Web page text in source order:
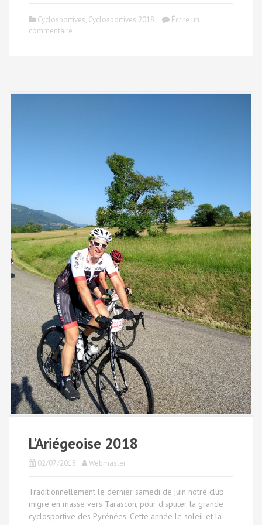
Cyclosportives, Cyclosportives 2018
Écrire un
commentaire
L’Ariégeoise 2018
02/07/2018 Webmaster
Traditionnellement le dernier samedi de juin notre club
migre en masse vers Tarascon, pour disputer la grande
cyclosportive des Pyrénées. Cette année le soleil et la